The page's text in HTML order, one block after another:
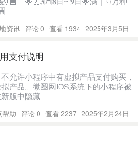
资讯 评论 0 查看 1934 2025年3月5日
支付说明
允许小程序中有虚拟产品支付购买，
产品。微圈网IOS系统下的小程序被
版中隐藏
帮助 评论 0 查看 2237 2025年2月24日